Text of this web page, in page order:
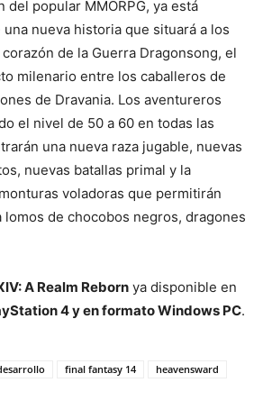
del popular MMORPG, ya está
nueva historia que situará a los
de la Guerra Dragonsong, el
milenario entre los caballeros de
de Dravania. Los aventureros
el nivel de 50 a 60 en todas las
una nueva raza jugable, nuevas
nuevas batallas primal y la
voladoras que permitirán
lomos de chocobos negros, dragones
A Realm Reborn ya disponible en
4 y en formato Windows PC.
final fantasy 14
heavensward